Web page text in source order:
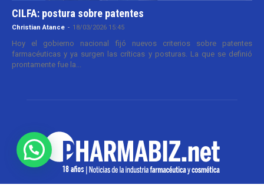
CILFA: postura sobre patentes
Christian Atance - 18/03/2026 15:45
Hoy el gobierno nacional fijó nuevos criterios sobre patentes
farmacéuticas y ya surgen las críticas y posturas. La que se definió
prontamente fue la...